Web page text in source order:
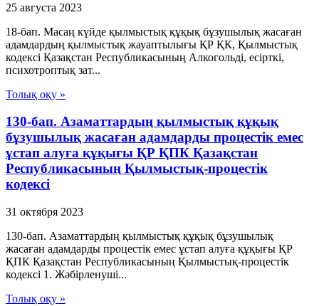
25 августа 2023
18-бап. Масаң күйде қылмыстық құқық бұзушылық жасаған
адамдардың қылмыстық жауаптылығы ҚР ҚК, Қылмыстық
кодексi Қазақстан Республикасының Алкогольдi, есiрткi,
психотроптық зат...
Толық оқу »
130-бап. Азаматтардың қылмыстық құқық
бұзушылық жасаған адамдарды процестік емес
ұстап алуға құқығы ҚР ҚПК Қазақстан
Республикасының Қылмыстық-процестік
кодексi
31 октября 2023
130-бап. Азаматтардың қылмыстық құқық бұзушылық
жасаған адамдарды процестік емес ұстап алуға құқығы ҚР
ҚПК Қазақстан Республикасының Қылмыстық-процестік
кодексi 1. Жәбiрленушi...
Толық оқу »